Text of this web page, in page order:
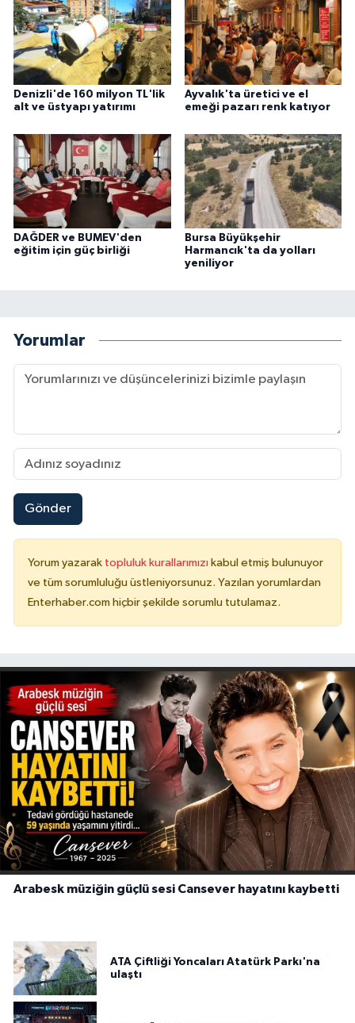
Denizli'de 160 milyon TL'lik
alt ve üstyapı yatırımı
Ayvalık'ta üretici ve el
emeği pazarı renk katıyor
DAĞDER ve BUMEV'den
eğitim için güç birliği
Bursa Büyükşehir
Harmancık'ta da yolları
yeniliyor
Yorumlar
Gönder
Yorum yazarak topluluk kurallarımızı kabul etmiş bulunuyor
ve tüm sorumluluğu üstleniyorsunuz. Yazılan yorumlardan
Enterhaber.com hiçbir şekilde sorumlu tutulamaz.
Arabesk müziğin güçlü sesi Cansever hayatını kaybetti
ATA Çiftliği Yoncaları Atatürk Parkı'na
ulaştı